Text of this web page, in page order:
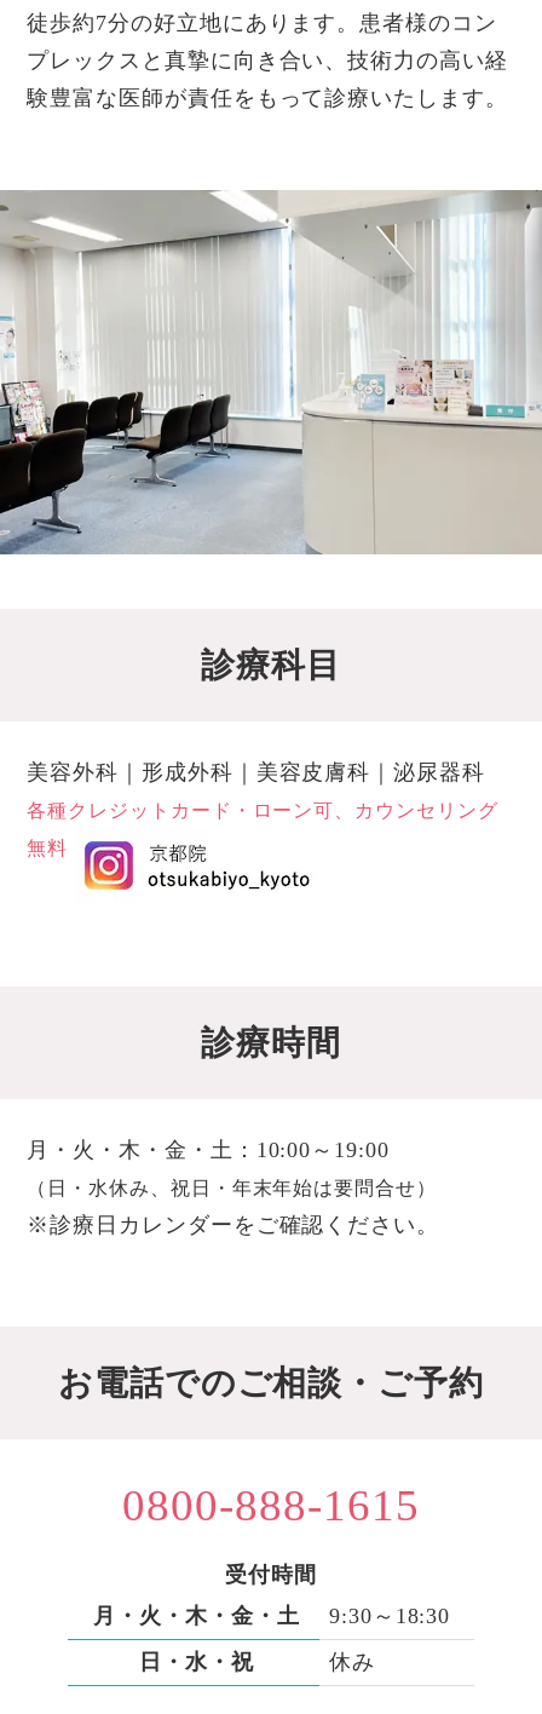
徒歩約7分の好立地にあります。患者様のコン
プレックスと真摯に向き合い、技術力の高い経
験豊富な医師が責任をもって診療いたします。
診療科目
美容外科｜形成外科｜美容皮膚科｜泌尿器科
各種クレジットカード・ローン可、カウンセリング
無料
診療時間
月・火・木・金・土：10:00～19:00
（日・水休み、祝日・年末年始は要問合せ）
※診療日カレンダーをご確認ください。
お電話でのご相談・ご予約
0800-888-1615
受付時間
月・火・木・金・土
9:30～18:30
日・水・祝
休み